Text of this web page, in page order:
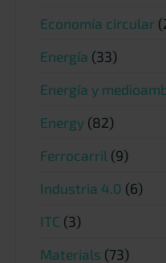
Economía circular
Energía (33)
Energía y
Energy (82)
Ferrocarril (9)
Industria 4.0 (6)
ITC (3)
Materials (73)